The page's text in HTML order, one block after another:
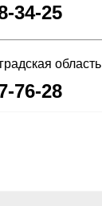
34-25
область
76-28